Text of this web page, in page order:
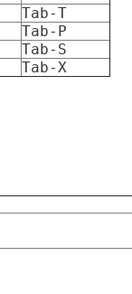
Tab-T
Tab-P
Tab-S
Tab-X